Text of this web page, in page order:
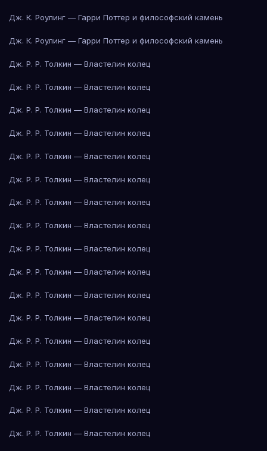
Дж. К. Роулинг — Гарри Поттер и философский камень
Дж. К. Роулинг — Гарри Поттер и философский камень
Дж. Р. Р. Толкин — Властелин колец
Дж. Р. Р. Толкин — Властелин колец
Дж. Р. Р. Толкин — Властелин колец
Дж. Р. Р. Толкин — Властелин колец
Дж. Р. Р. Толкин — Властелин колец
Дж. Р. Р. Толкин — Властелин колец
Дж. Р. Р. Толкин — Властелин колец
Дж. Р. Р. Толкин — Властелин колец
Дж. Р. Р. Толкин — Властелин колец
Дж. Р. Р. Толкин — Властелин колец
Дж. Р. Р. Толкин — Властелин колец
Дж. Р. Р. Толкин — Властелин колец
Дж. Р. Р. Толкин — Властелин колец
Дж. Р. Р. Толкин — Властелин колец
Дж. Р. Р. Толкин — Властелин колец
Дж. Р. Р. Толкин — Властелин колец
Дж. Р. Р. Толкин — Властелин колец